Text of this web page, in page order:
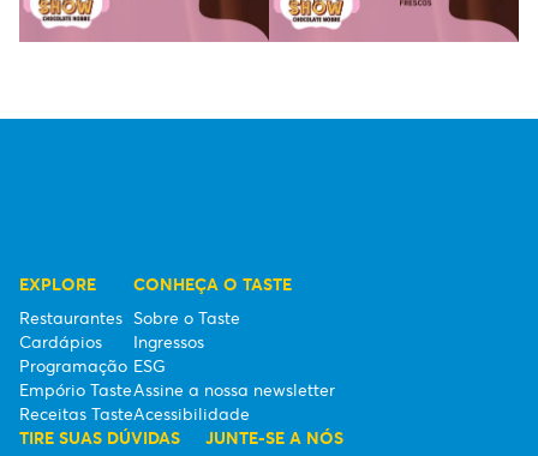
EXPLORE
Restaurantes
Cardápios
Programação
Empório Taste
Receitas Taste
CONHEÇA O TASTE
Sobre o Taste
Ingressos
ESG
Assine a nossa newsletter
Acessibilidade
TIRE SUAS DÚVIDAS
JUNTE-SE A NÓS